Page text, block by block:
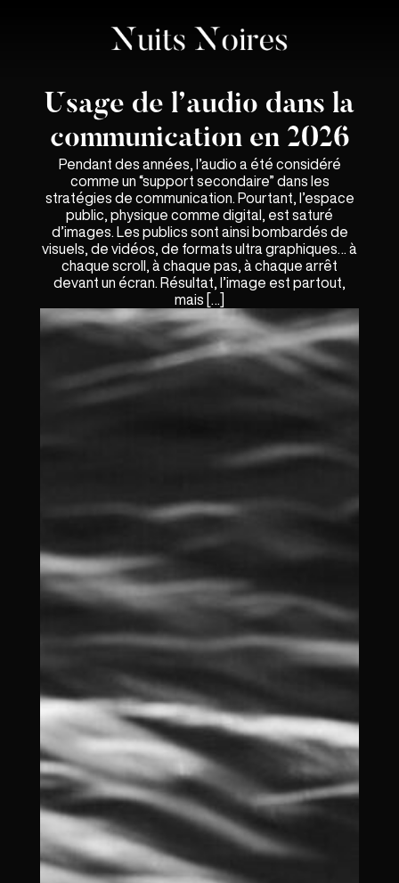
Usage de l’audio dans la
communication en 2026
Pendant des années, l’audio a été considéré
comme un “support secondaire” dans les
stratégies de communication. Pourtant, l’espace
public, physique comme digital, est saturé
d’images. Les publics sont ainsi bombardés de
visuels, de vidéos, de formats ultra graphiques… à
chaque scroll, à chaque pas, à chaque arrêt
devant un écran. Résultat, l’image est partout,
mais […]